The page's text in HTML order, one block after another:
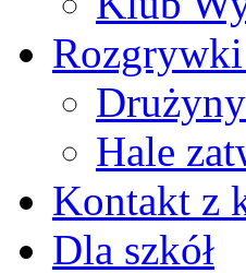
Hale
Kontakt z
Dla szkół